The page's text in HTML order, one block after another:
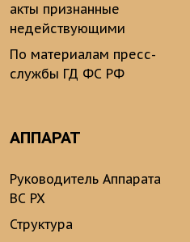
акты признанные
недействующими
По материалам пресс-
службы ГД ФС РФ
АППАРАТ
Руководитель Аппарата
ВС РХ
Структура